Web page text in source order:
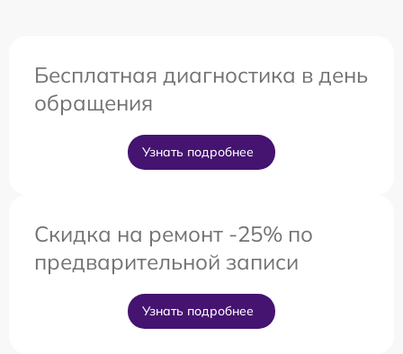
Бесплатная диагностика в день
обращения
Узнать подробнее
Скидка на ремонт -25% по
предварительной записи
Узнать подробнее